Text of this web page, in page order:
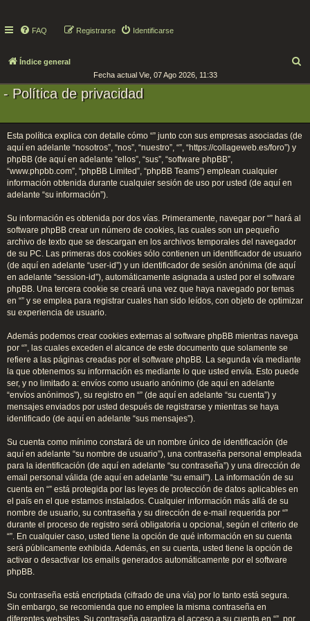
FAQ Identificarse
Registrarse
Índice general
Fecha actual Vie, 07 Ago 2026, 11:33
- Política de privacidad
Esta política explica con detalle cómo “” junto con sus empresas asociadas (de
aquí en adelante “nosotros”, “nos”, “nuestro”, “”, “https://collageweb.es/foro”) y
phpBB (de aquí en adelante “ellos”, “sus”, “software phpBB”,
“www.phpbb.com”, “phpBB Limited”, “phpBB Teams”) emplean cualquier
información obtenida durante cualquier sesión de uso por usted (de aquí en
adelante “su información”).
Su información es obtenida por dos vías. Primeramente, navegar por “” hará al
software phpBB crear un número de cookies, las cuales son un pequeño
archivo de texto que se descargan en los archivos temporales del navegador
de su PC. Las primeras dos cookies sólo contienen un identificador de usuario
(de aquí en adelante “user-id”) y un identificador de sesión anónima (de aquí
en adelante “session-id”), automáticamente asignada a usted por el software
phpBB. Una tercera cookie se creará una vez que haya navegado por temas
en “” y se emplea para registrar cuales han sido leídos, con objeto de optimizar
su experiencia de usuario.
Además podemos crear cookies externas al software phpBB mientras navega
por “”, las cuales exceden el alcance de este documento que solamente se
refiere a las páginas creadas por el software phpBB. La segunda vía mediante
la que obtenemos su información es mediante lo que usted envía. Esto puede
ser, y no limitado a: envíos como usuario anónimo (de aquí en adelante
“envíos anónimos”), su registro en “” (de aquí en adelante “su cuenta”) y
mensajes enviados por usted después de registrarse y mientras se haya
identificado (de aquí en adelante “sus mensajes”).
Su cuenta como mínimo constará de un nombre único de identificación (de
aquí en adelante “su nombre de usuario”), una contraseña personal empleada
para la identificación (de aquí en adelante “su contraseña”) y una dirección de
email personal válida (de aquí en adelante “su email”). La información de su
cuenta en “” está protegida por las leyes de protección de datos aplicables en
el país en el que estamos instalados. Cualquier información más allá de su
nombre de usuario, su contraseña y su dirección de e-mail requerida por “”
durante el proceso de registro será obligatoria u opcional, según el criterio de
“”. En cualquier caso, usted tiene la opción de qué información en su cuenta
será públicamente exhibida. Además, en su cuenta, usted tiene la opción de
activar o desactivar los emails generados automáticamente por el software
phpBB.
Su contraseña está encriptada (cifrado de una vía) por lo tanto está segura.
Sin embargo, se recomienda que no emplee la misma contraseña en
diferentes websites. Su contraseña garantiza el acceso a su cuenta en “”, por